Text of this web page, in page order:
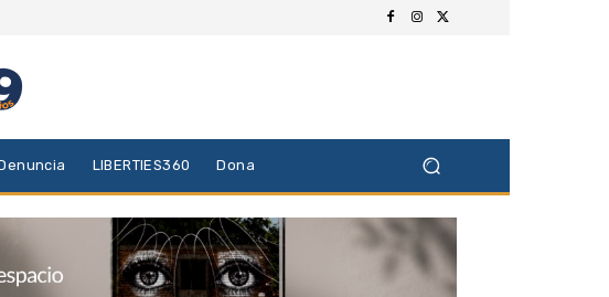
LIBERTIES360 Dona